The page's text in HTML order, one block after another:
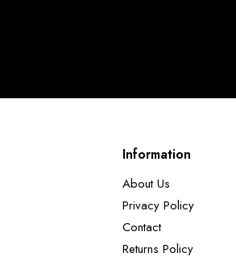
Information
About Us
Privacy Policy
Contact
Returns Policy